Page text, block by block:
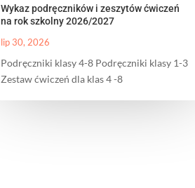
Wykaz podręczników i zeszytów ćwiczeń
na rok szkolny 2026/2027
lip 30, 2026
Podręczniki klasy 4-8 Podręczniki klasy 1-3
Zestaw ćwiczeń dla klas 4 -8